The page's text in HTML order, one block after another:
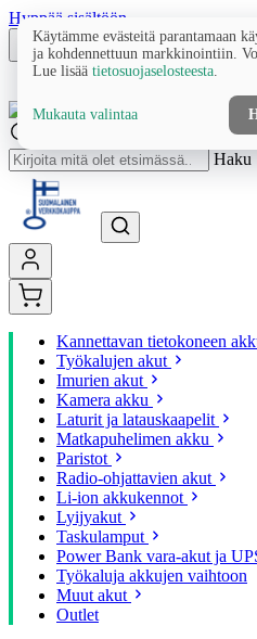
Hyppää sisältöön
Haku
Kannettavan tietokoneen
Työkalujen akut
Imurien akut
Kamera akku
Laturit ja latauskaapelit
Matkapuhelimen akku
Paristot
Radio-ohjattavien akut
Li-ion akkukennot
Lyijyakut
Taskulamput
Power Bank vara-akut ja
Työkaluja akkujen vaihtoon
Muut akut
Outlet
Käytämme evästeitä parantamaan
ja kohdennettuun markkinointiin.
Lue lisää tietosuojaselosteesta
Mukauta valintaa